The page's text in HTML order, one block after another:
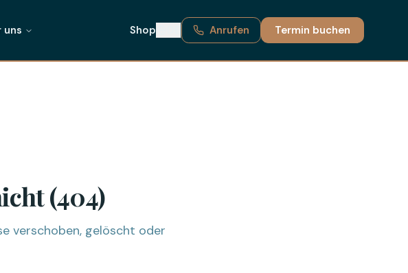
uns Shop Anrufen Termin buchen
(404)
verschoben, gelöscht oder